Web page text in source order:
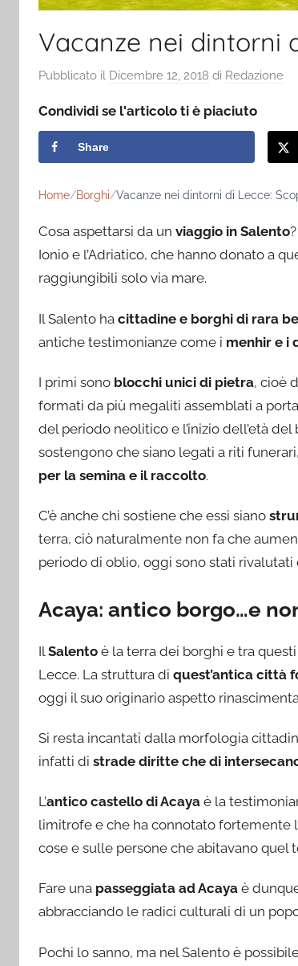
Vacanze nei dintorni
Pubblicato il Dicembre 12, 2018 di Redazione
Condividi se l'articolo ti è piaciuto
Share
Home Borghi Vacanze nei dintorni di Lecce:
Cosa aspettarsi da un viaggio in Salento
Ionio e l’Adriatico, che hanno donato a
raggiungibili solo via mare.
Il Salento ha cittadine e borghi di rara
antiche testimonianze come i menhir e i
I primi sono blocchi unici di pietra, cioè
formati da più megaliti assemblati a
del periodo neolitico e l’inizio dell’età
sostengono che siano legati a riti
per la semina e il raccolto.
C’è anche chi sostiene che essi siano
terra, ciò naturalmente non fa che
periodo di oblio, oggi sono stati
Acaya: antico borgo…e
Il Salento è la terra dei borghi e tra
Lecce. La struttura di quest’antica città
oggi il suo originario aspetto
Si resta incantati dalla morfologia
infatti di strade diritte che di
L’antico castello di Acaya è la
limitrofe e che ha connotato fortemente
cose e sulle persone che abitavano quel
Fare una passeggiata ad Acaya è
abbracciando le radici culturali di un
Pochi lo sanno, ma nel Salento è